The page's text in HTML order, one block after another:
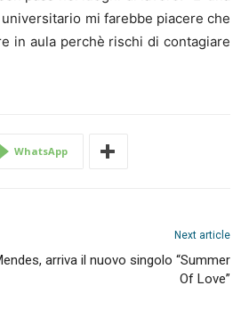
mi farebbe piacere che
in aula perchè rischi di contagiare
WhatsApp
Next article
arriva il nuovo singolo “Summer
Of Love”